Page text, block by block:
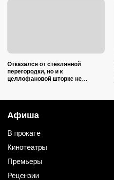
Отказался от стеклянной
перегородки, но и к
целлофановой шторке не
Афиша
В прокате
Кинотеатры
Премьеры
Рецензии